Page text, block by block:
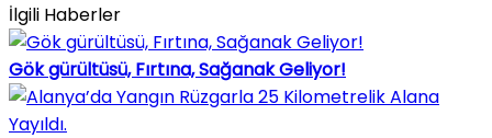
İlgili Haberler
Gök gürültüsü, Fırtına, Sağanak Geliyor!